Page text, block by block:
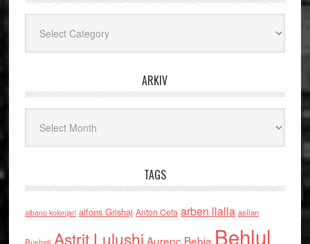
ARKIV
TAGS
albano kolonjari alfons Grishaj Anton Cefa arben llalla asllan
Astrit Lulushi Aurenc Bebja Behlul